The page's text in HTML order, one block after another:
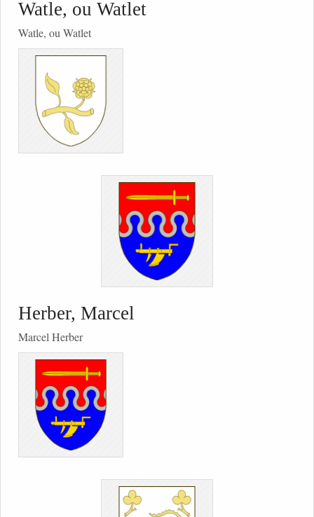
Watle, ou Watlet
Watle, ou Watlet
Herber, Marcel
Marcel Herber